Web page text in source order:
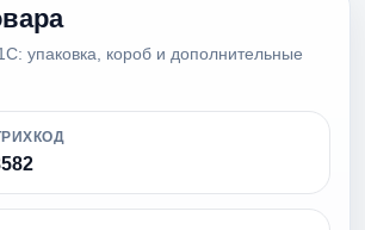
упаковка, короб и дополнительные